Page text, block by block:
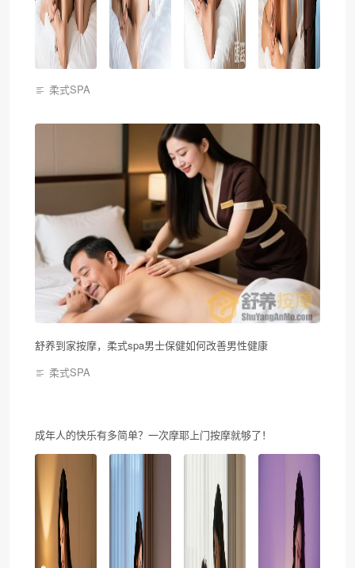
柔式SPA
舒养到家按摩，柔式spa男士保健如何改善男性健康
柔式SPA
成年人的快乐有多简单？一次摩耶上门按摩就够了！